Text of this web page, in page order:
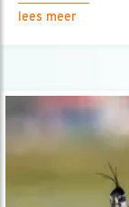
lees meer